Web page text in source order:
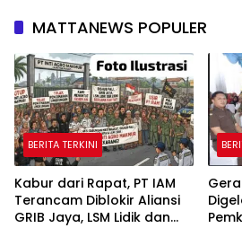
MATTANEWS POPULER
BERITA TERKINI
Kabur dari Rapat, PT IAM
Terancam Diblokir Aliansi
GRIB Jaya, LSM Lidik dan